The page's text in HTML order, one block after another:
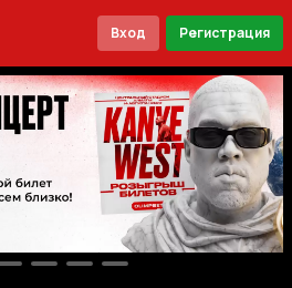
Вход Регистрация